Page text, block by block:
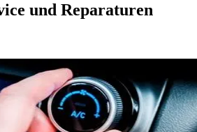
und Reparaturen